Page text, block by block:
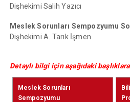
Dişhekimi Salih Yazıcı
Meslek Sorunları Sempozyumu
DişhekimiA. Tarık İşmen
Detaylı bilgi için aşağıdaki başlıklara
Meslek Sorunları
Sempozyumu